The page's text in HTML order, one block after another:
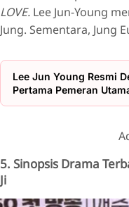
LOVE. Lee Jun-Young
Jung. Sementara, Jung
Lee Jun Young Resmi
Pertama Pemeran
5. Sinopsis Drama
Ji